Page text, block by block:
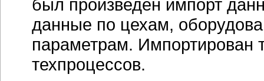
был произведен импорт
данные по цехам,
параметрам. Импортирован
техпроцессов.